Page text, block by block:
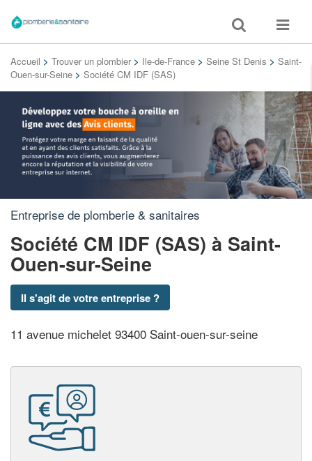
Toggle
search
Toggle
Accueil > Trouver un plombier > Ile-de-France > Seine St Denis > Saint-
Ouen-sur-Seine > Société CM IDF (SAS)
Entreprise de plomberie & sanitaires
Société CM IDF (SAS) à Saint-
Ouen-sur-Seine
Il s'agit de votre entreprise ?
11 avenue michelet 93400 Saint-ouen-sur-seine